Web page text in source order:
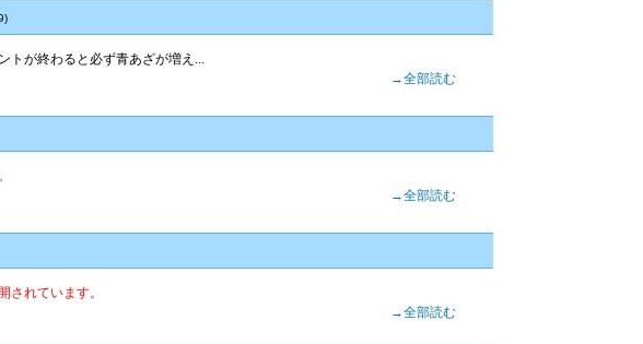
トが終わると必ず青あざが増え...
→全部読む
→全部読む
されています。
→全部読む